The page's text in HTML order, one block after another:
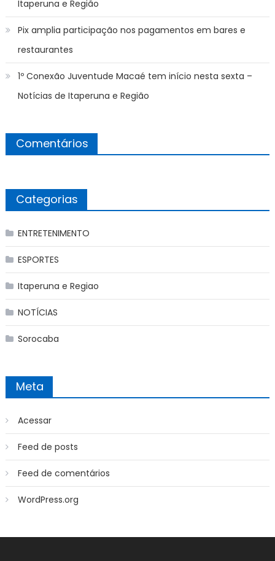
Itaperuna e Região
Pix amplia participação nos pagamentos em bares e
restaurantes
1º Conexão Juventude Macaé tem início nesta sexta –
Notícias de Itaperuna e Região
Comentários
Categorias
ENTRETENIMENTO
ESPORTES
Itaperuna e Regiao
NOTÍCIAS
Sorocaba
Meta
Acessar
Feed de posts
Feed de comentários
WordPress.org